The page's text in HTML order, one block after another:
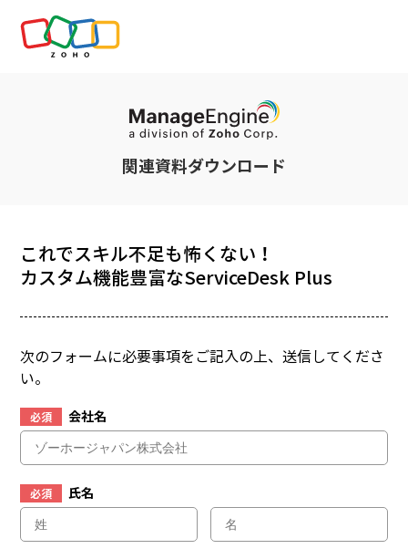
関連資料ダウンロード
これでスキル不足も怖くない！
カスタム機能豊富なServiceDesk Plus
次のフォームに必要事項をご記入の上、送信してくださ
い。
必須 会社名
必須 氏名